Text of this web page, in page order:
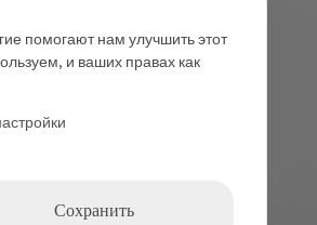
помогают нам улучшить этот
и ваших правах как
Сохранить